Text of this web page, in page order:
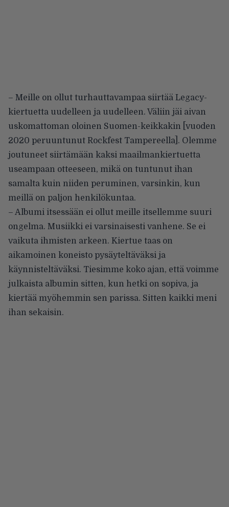
– Meille on ollut turhauttavampaa siirtää Legacy-
kiertuetta uudelleen ja uudelleen. Väliin jäi aivan
uskomattoman oloinen Suomen-keikkakin [vuoden
2020 peruuntunut Rockfest Tampereella]. Olemme
joutuneet siirtämään kaksi maailmankiertuetta
useampaan otteeseen, mikä on tuntunut ihan
samalta kuin niiden peruminen, varsinkin, kun
meillä on paljon henkilökuntaa.
– Albumi itsessään ei ollut meille itsellemme suuri
ongelma. Musiikki ei varsinaisesti vanhene. Se ei
vaikuta ihmisten arkeen. Kiertue taas on
aikamoinen koneisto pysäyteltäväksi ja
käynnisteltäväksi. Tiesimme koko ajan, että voimme
julkaista albumin sitten, kun hetki on sopiva, ja
kiertää myöhemmin sen parissa. Sitten kaikki meni
ihan sekaisin.